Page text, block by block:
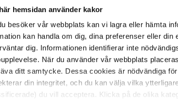
hemsidan använder kakor
besöker vår webbplats kan vi lagra eller hämta
kan handla om dig, dina preferenser eller
dig. Informationen identifierar inte
När du använder vår webbplats
ditt samtycke. Dessa cookies är nödvändiga
din integritet, och du kan välja vilka
du vill acceptera. Klicka på de olika
samarbeid
–
med nedsatt
og krig var et av
alla –
i Nordiska
Det nordiska
tillgängligt och